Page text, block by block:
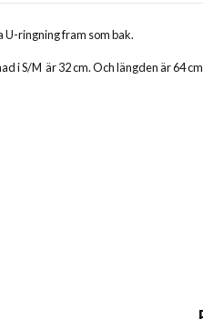
U-ringning fram som bak.
i S/M är 32 cm. Och längden är 64 cm